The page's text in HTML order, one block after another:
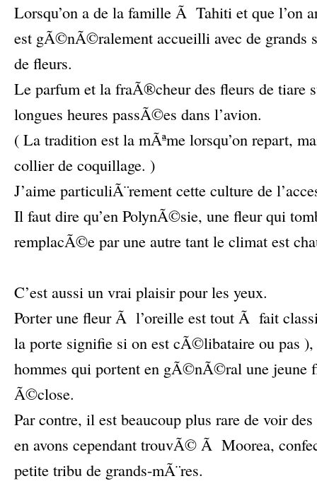
Lorsqu’on a de la famille Ã Tahiti et que
est gÃ©nÃ©ralement accueilli avec de
de fleurs.
Le parfum et la fraÃ®cheur des fleurs de tiare
longues heures passÃ©es dans l’avion.
( La tradition est la mÃªme lorsqu’on repart,
collier de coquillage. )
J’aime particuliÃ¨rement cette culture de
Il faut dire qu’en PolynÃ©sie, une fleur qui
remplacÃ©e par une autre tant le climat est
C’est aussi un vrai plaisir pour les yeux.
Porter une fleur Ã l’oreille est tout Ã fait
la porte signifie si on est cÃ©libataire ou pas
hommes qui portent en gÃ©nÃ©ral une jeune
Ã©close.
Par contre, il est beaucoup plus rare de voir
en avons cependant trouvÃ© Ã Moorea,
petite tribu de grands-mÃ¨res.